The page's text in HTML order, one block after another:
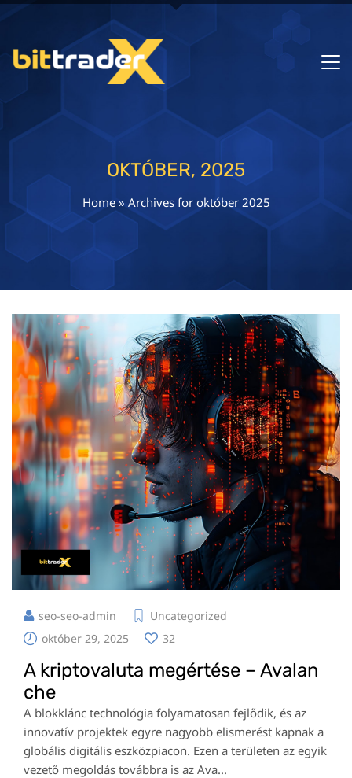
OKTÓBER, 2025
Home» Archives for október 2025
seo-seo-admin
Uncategorized
október 29, 2025
32
A kriptovaluta megértése – Avalan
che
A blokklánc technológia folyamatosan fejlődik, és az
innovatív projektek egyre nagyobb elismerést kapnak a
globális digitális eszközpiacon. Ezen a területen az egyik
vezető megoldás továbbra is az Ava...